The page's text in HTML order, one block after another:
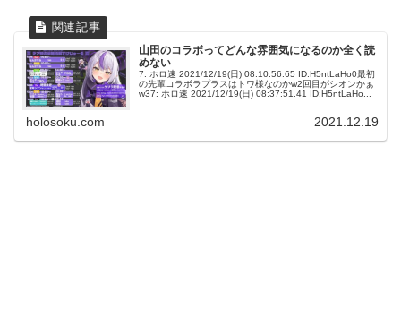
山田のコラボってどんな雰囲気になるのか全く読
めない
7: ホロ速 2021/12/19(日) 08:10:56.65 ID:H5ntLaHo0最初
の先輩コラボラプラスはトワ様なのかw2回目がシオンかぁ
w37: ホロ速 2021/12/19(日) 08:37:51.41 ID:H5ntLaHo...
holosoku.com 2021.12.19